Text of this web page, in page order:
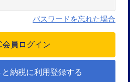
パスワードを忘れた場合
納税に利用登録する